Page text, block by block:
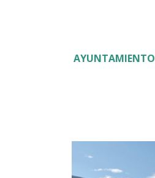
AYUNTAMIENTO